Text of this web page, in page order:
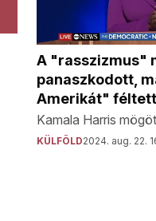
A "rasszizmus"
panaszkodott,
Amerikát"
Kamala Harris
KÜLFÖLD2024. aug. 22.